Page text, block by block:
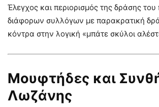
Έλεγχος και περιορισμός της δράσης του
διάφορων συλλόγων με παρακρατική
κόντρα στην λογική «μπάτε σκύλοι
Μουφτήδες και
Λωζάνης